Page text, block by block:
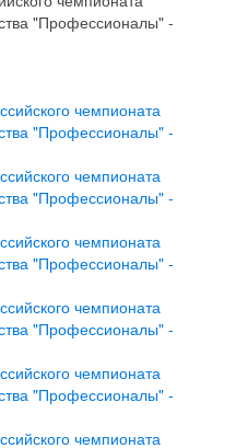
"Профессионалы" -